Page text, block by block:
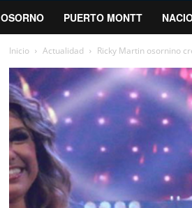
OSORNO PUERTO MONTT
Inicio Actualidad Ricky Martin osornino